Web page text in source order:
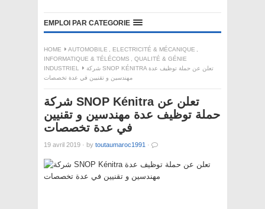
EMPLOI PAR CATEGORIE
HOME AUTOMOBILE , ELECTRICITÉ & MÉCANIQUE ,
INFORMATIQUE & TÉLÉCOMS , QUALITÉ & GÉNIE
INDUSTRIEL
شركة SNOP KÉNITRA تعلن عن حملة توظيف عدة
مهندسين و تقنيين في عدة تخصصات
شركة SNOP Kénitra تعلن عن
حملة توظيف عدة مهندسين و تقنيين
في عدة تخصصات
19 avril 2019 · by toutaumaroc1991 ·